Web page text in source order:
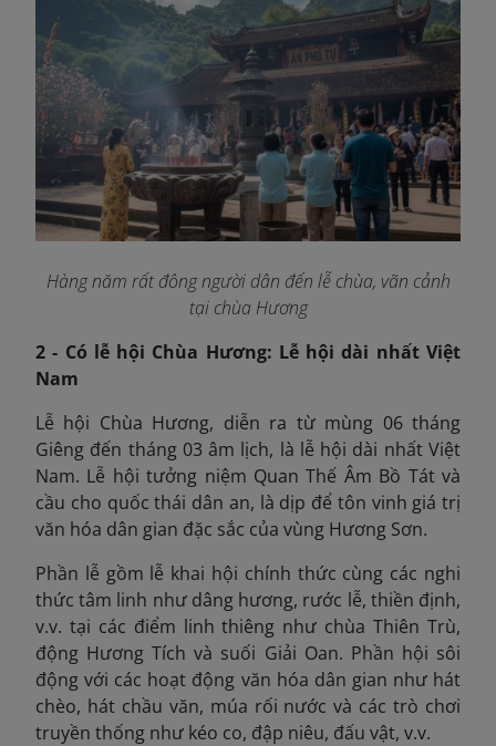
Hàng năm rất đông người dân đến lễ chùa, vãn cảnh
tại chùa Hương
2 - Có lễ hội Chùa Hương: Lễ hội dài nhất Việt
Nam
Lễ hội Chùa Hương, diễn ra từ mùng 06 tháng
Giêng đến tháng 03 âm lịch, là lễ hội dài nhất Việt
Nam. Lễ hội tưởng niệm Quan Thế Âm Bồ Tát và
cầu cho quốc thái dân an, là dịp để tôn vinh giá trị
văn hóa dân gian đặc sắc của vùng Hương Sơn.
Phần lễ gồm lễ khai hội chính thức cùng các nghi
thức tâm linh như dâng hương, rước lễ, thiền định,
v.v. tại các điểm linh thiêng như chùa Thiên Trù,
động Hương Tích và suối Giải Oan. Phần hội sôi
động với các hoạt động văn hóa dân gian như hát
chèo, hát chầu văn, múa rối nước và các trò chơi
truyền thống như kéo co, đập niêu, đấu vật, v.v.